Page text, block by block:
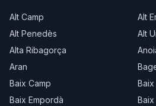
Alt Camp
Alt
Alt Penedès
Alt
Alta Ribagorça
Aran
Baix Camp
Baix
Baix Empordà